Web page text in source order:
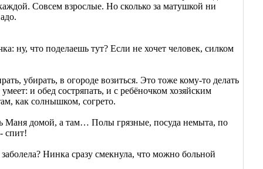
Совсем взрослые. Но сколько за матушкой ни
ну, что поделаешь тут? Если не хочет человек, силком
убирать, в огороде возиться. Это тоже кому-то делать
и обед состряпать, и с ребёночком хозяйским
как солнышком, согрето.
Маня домой, а там… Полы грязные, посуда немыта, по
спит!
Нинка сразу смекнула, что можно больной